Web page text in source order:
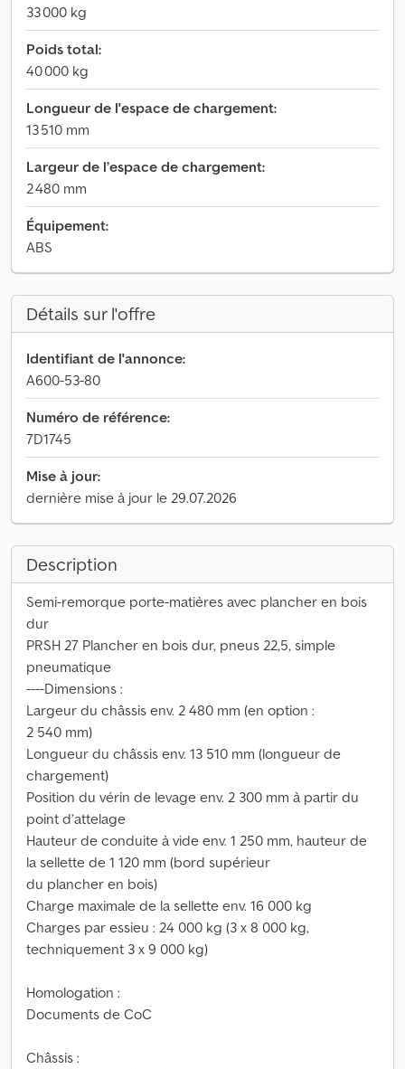
33 000 kg
Poids total:
40 000 kg
Longueur de l'espace de chargement:
13 510 mm
Largeur de l’espace de chargement:
2 480 mm
Équipement:
ABS
Détails sur l'offre
Identifiant de l'annonce:
A600-53-80
Numéro de référence:
7D1745
Mise à jour:
dernière mise à jour le 29.07.2026
Description
Semi-remorque porte-matières avec plancher en bois
dur
PRSH 27 Plancher en bois dur, pneus 22,5, simple
pneumatique
----Dimensions :
Largeur du châssis env. 2 480 mm (en option :
2 540 mm)
Longueur du châssis env. 13 510 mm (longueur de
chargement)
Position du vérin de levage env. 2 300 mm à partir du
point d’attelage
Hauteur de conduite à vide env. 1 250 mm, hauteur de
la sellette de 1 120 mm (bord supérieur
du plancher en bois)
Charge maximale de la sellette env. 16 000 kg
Charges par essieu : 24 000 kg (3 x 8 000 kg,
techniquement 3 x 9 000 kg)
Homologation :
Documents de CoC
Châssis :